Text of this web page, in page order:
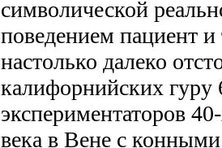
символической
поведением пациент
настолько далеко
калифорнийских гуру
экспериментаторов
века в Вене с